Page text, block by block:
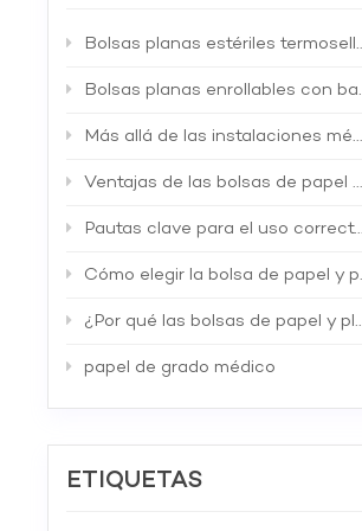
Bolsas planas estériles termosellables en rollo: Embalaje higiénico esencial para entornos médicos y de laboratorio.
Bolsas planas enrollables con base: La solución de embalaje versátil para las necesidades modernas.
Más allá de las instalaciones médicas: Aplicaciones versátiles de las bolsas de papel y plástico para esterilización.
Ventajas de las bolsas de papel y plástico esterilizadas frente a los envases de un solo material.
Pautas clave para el uso correcto de las bolsas de papel y plástico para esterilización
Cómo elegir la bolsa de papel y plástico adecuada para diferentes métodos de esterilización.
¿Por qué las bolsas de papel y plástico para esterilización son esenciales para la esterilidad médica?
papel de grado médico
ETIQUETAS